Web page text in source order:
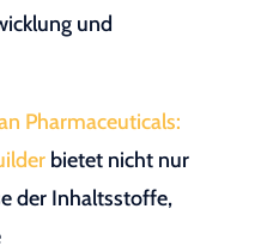
und
Pharmaceuticals:
bietet nicht nur
der Inhaltsstoffe,